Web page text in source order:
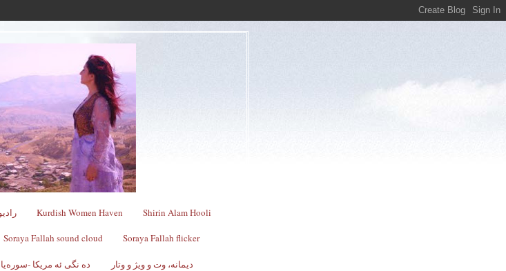
Kurdish Women Haven Shirin Alam Hooli
Soraya Fallah sound cloud Soraya Fallah flicker
ده نگی ئه مریکا -سوره‌یا دیمانە، وت و ویژ و وتار